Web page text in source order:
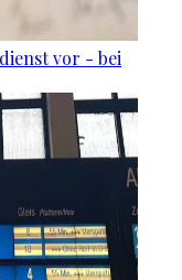
vor - bei